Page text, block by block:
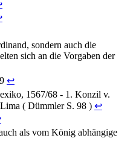
sondern auch die
sich an die Vorgaben der
↩︎
1567/68 - 1. Konzil v.
( Dümmler S. 98 ) ↩︎
als vom König abhängige